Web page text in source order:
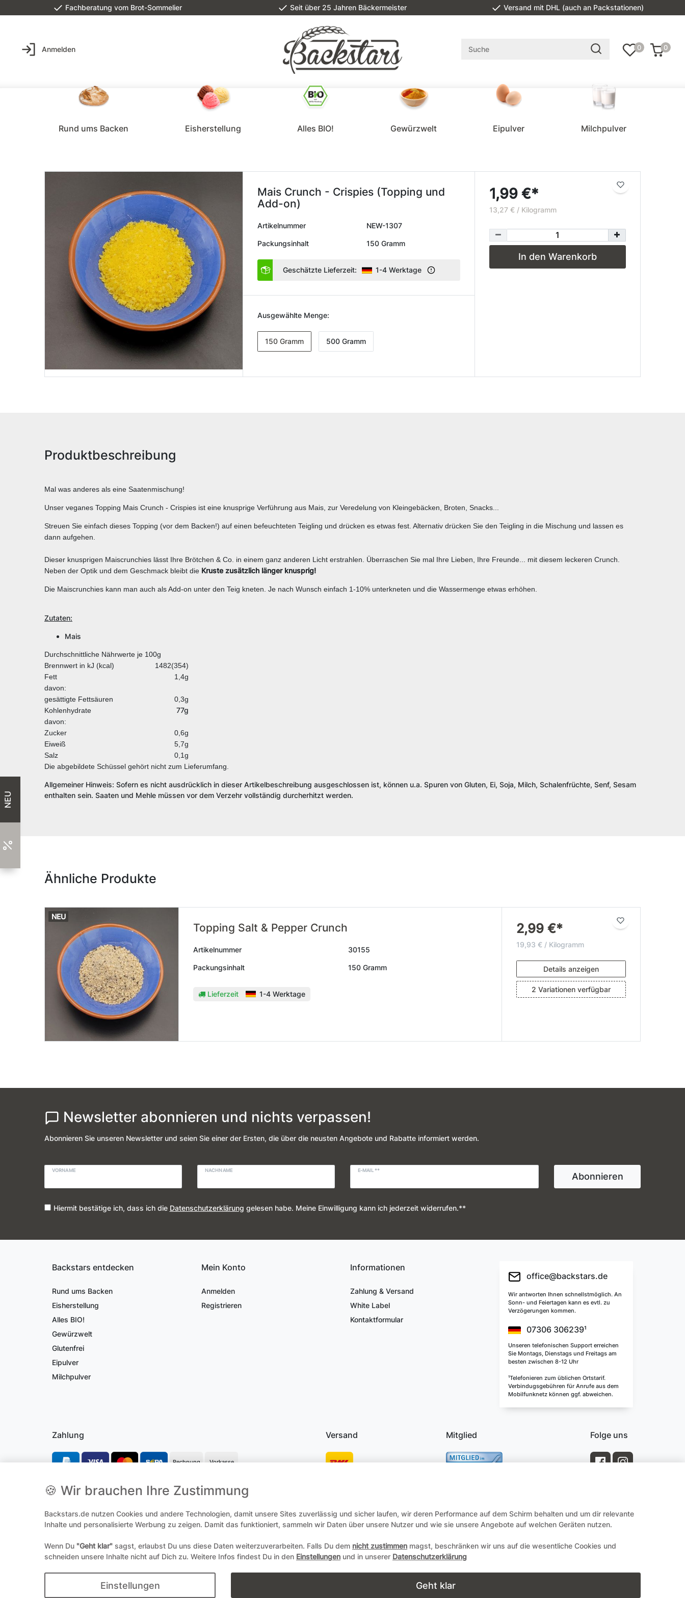
Fachberatung vom Brot-Sommelier Seit über 25 Jahren Bäckermeister Versand mit DHL (auch an Packstationen)
Anmelden 0 0
Rund ums Backen Eisherstellung Alles BIO! Gewürzwelt Eipulver Milchpulver
Mais Crunch - Crispies (Topping und
Add-on)
Artikelnummer NEW-1307
Packungsinhalt 150 Gramm
Geschätzte Lieferzeit: 1-4 Werktage
Ausgewählte Menge:
150 Gramm 500 Gramm
1,99 €*
13,27 € / Kilogramm
In den Warenkorb
Produktbeschreibung
Mal was anderes als eine Saatenmischung!
Unser veganes Topping Mais Crunch - Crispies ist eine knusprige Verführung aus Mais, zur Veredelung von Kleingebäcken, Broten, Snacks...
Streuen Sie einfach dieses Topping (vor dem Backen!) auf einen befeuchteten Teigling und drücken es etwas fest. Alternativ drücken Sie den Teigling in die Mischung und lassen es
dann aufgehen.
Dieser knusprigen Maiscrunchies lässt Ihre Brötchen & Co. in einem ganz anderen Licht erstrahlen. Überraschen Sie mal Ihre Lieben, Ihre Freunde... mit diesem leckeren Crunch.
Neben der Optik und dem Geschmack bleibt die Kruste zusätzlich länger knusprig!
Die Maiscrunchies kann man auch als Add-on unter den Teig kneten. Je nach Wunsch einfach 1-10% unterkneten und die Wassermenge etwas erhöhen.
Zutaten:
Mais
Durchschnittliche Nährwerte je 100g
Brennwert in kJ (kcal)
1482(354)
Fett
1,4g
davon:
gesättigte Fettsäuren
0,3g
Kohlenhydrate
77g
davon:
Zucker
0,6g
Eiweiß
5,7g
Salz
0,1g
Die abgebildete Schüssel gehört nicht zum Lieferumfang.
Allgemeiner Hinweis: Sofern es nicht ausdrücklich in dieser Artikelbeschreibung ausgeschlossen ist, können u.a. Spuren von Gluten, Ei, Soja, Milch, Schalenfrüchte, Senf, Sesam
enthalten sein. Saaten und Mehle müssen vor dem Verzehr vollständig durcherhitzt werden.
Ähnliche Produkte
NEU
Topping Salt & Pepper Crunch
Artikelnummer 30155
Packungsinhalt 150 Gramm
Lieferzeit 1-4 Werktage
2,99 €*
19,93 € / Kilogramm
Details anzeigen
2 Variationen verfügbar
Newsletter abonnieren und nichts verpassen!
Abonnieren Sie unseren Newsletter und seien Sie einer der Ersten, die über die neusten Angebote und Rabatte informiert werden.
VORNAME NACHNAME E-MAIL **
Abonnieren
Hiermit bestätige ich, dass ich die Daten­schutz­erklärung gelesen habe. Meine Einwilligung kann ich jederzeit widerrufen.**
Backstars entdecken
Rund ums Backen
Eisherstellung
Alles BIO!
Gewürzwelt
Glutenfrei
Eipulver
Milchpulver
Mein Konto
Anmelden
Registrieren
Informationen
Zahlung & Versand
White Label
Kontaktformular
office@backstars.de
Wir antworten Ihnen schnellstmöglich. An
Sonn- und Feiertagen kann es evtl. zu
Verzögerungen kommen.
07306 306239¹
Unseren telefonischen Support erreichen
Sie Montags, Dienstags und Freitags am
besten zwischen 8-12 Uhr
¹Telefonieren zum üblichen Ortstarif.
Verbindugsgebühren für Anrufe aus dem
Mobilfunknetz können ggf. abweichen.
Zahlung
Rechnung Vorkasse
Versand Mitglied Folge uns
**Hierbei handelt es sich um ein Pflichtfeld
Widerrufs­recht Zum Online-Widerruf Daten­schutz­erklärung AGB Impressum
© Copyright 2004-2026 durch Andreas Zöllner. Alle Rechte vorbehalten.
🍪 Wir brauchen Ihre Zustimmung
Backstars.de nutzen Cookies und andere Technologien, damit unsere Sites zuverlässig und sicher laufen, wir deren Performance auf dem Schirm behalten und um dir relevante
Inhalte und personalisierte Werbung zu zeigen. Damit das funktioniert, sammeln wir Daten über unsere Nutzer und wie sie unsere Angebote auf welchen Geräten nutzen.
Wenn Du "Geht klar" sagst, erlaubst Du uns diese Daten weiterzuverarbeiten. Falls Du dem nicht zustimmen magst, beschränken wir uns auf die wesentliche Cookies und
schneiden unsere Inhalte nicht auf Dich zu. Weitere Infos findest Du in den Einstellungen und in unserer Datenschutzerklärung
Einstellungen Geht klar
NEU